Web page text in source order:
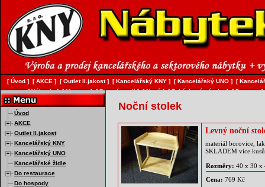
Úvod
AKCE
Outlet II.jakost
Kancelářský KNY
Kancelářský UNO
Kancelářské židle
Do restaurace
Do hospody
Noční stolek
Levný noční
materiál borovice,
SKLADEM více kusů
Rozměry: 40 x 30 x
Cena: 769 Kč
[ Úvod ] [ AKCE ] [ Outlet II.jakost ] [ Kancelářský KNY ] [ Kancelářský UNO ] [
[ Válendy ] [ Matrace ] [ Bytový textil ] [ Nový ] [ Zakázková výroba ] [ Doprava ]